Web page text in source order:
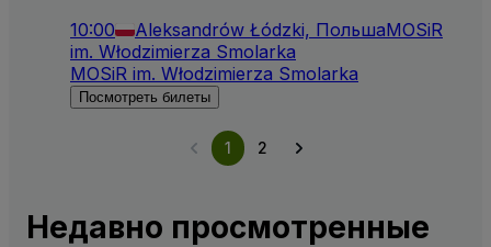
10:00 Aleksandrów Łódzki, ПольшаMOSiR
im. Włodzimierza Smolarka
MOSiR im. Włodzimierza Smolarka
Посмотреть билеты
1 2
Недавно просмотренные